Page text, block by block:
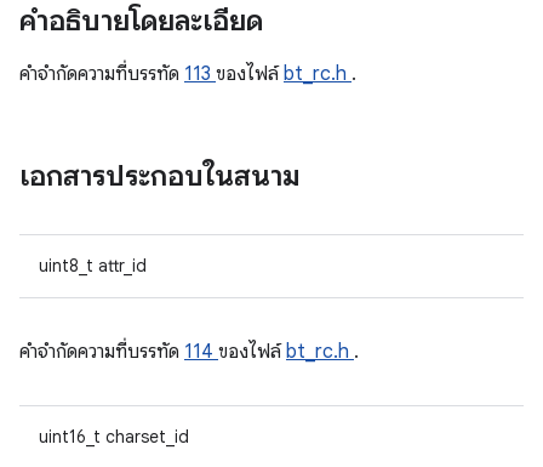
คำอธิบายโดยละเอียด
คําจํากัดความที่บรรทัด 113 ของไฟล์bt_rc.h .
เอกสารประกอบในสนาม
uint8_t attr_id
คําจํากัดความที่บรรทัด 114 ของไฟล์bt_rc.h .
uint16_t charset_id